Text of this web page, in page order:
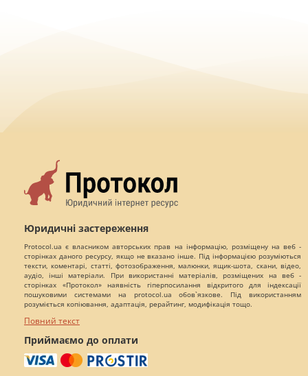
Юридичні застереження
Protocol.ua є власником авторських прав на інформацію, розміщену на веб -
сторінках даного ресурсу, якщо не вказано інше. Під інформацією розуміються
тексти, коментарі, статті, фотозображення, малюнки, ящик-шота, скани, відео,
аудіо, інші матеріали. При використанні матеріалів, розміщених на веб -
сторінках «Протокол» наявність гіперпосилання відкритого для індексації
пошуковими системами на protocol.ua обов`язкове. Під використанням
розуміється копіювання, адаптація, рерайтинг, модифікація тощо.
Повний текст
Приймаємо до оплати